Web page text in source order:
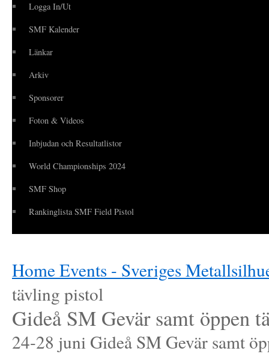
Logga In/Ut
SMF Kalender
Länkar
Arkiv
Sponsorer
Foton & Videos
Inbjudan och Resultatlistor
World Championships 2024
SMF Shop
Rankinglista SMF Field Pistol
HomeEvents - Sveriges
tävling pistol
Gideå SM Gevär samt öppen
24-28 juni Gideå SM Gevär samt